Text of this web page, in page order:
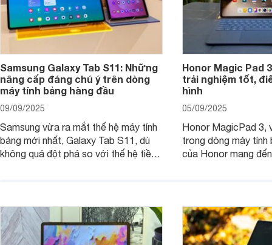
Samsung Galaxy Tab S11: Những
nâng cấp đáng chú ý trên dòng
máy tính bảng hàng đầu
09/09/2025
Samsung vừa ra mắt thế hệ máy tính
bảng mới nhất, Galaxy Tab S11, dù
không quá đột phá so với thế hệ tiền
đến trải nghiệm người dùng liền mạch
và mượt mà hơn.
Honor Magic Pad
trải nghiệm tốt,
hình
05/09/2025
Honor MagicPad 3,
trong dòng máy tính
của Honor mang
để lại một điểm trừ